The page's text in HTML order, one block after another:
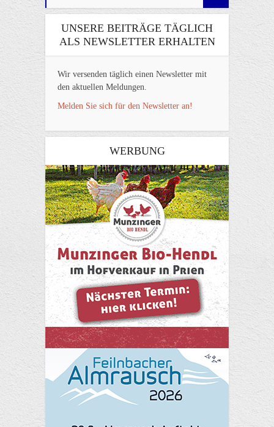
UNSERE BEITRÄGE TÄGLICH
ALS NEWSLETTER ERHALTEN
Wir versenden täglich einen Newsletter mit
den aktuellen Meldungen.
Melden Sie sich für den Newsletter an!
WERBUNG